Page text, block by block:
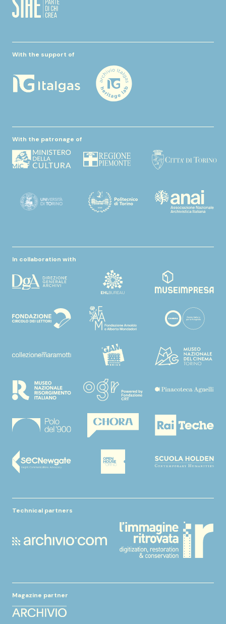
With the support of
With the patronage of
In collaboration with
Technical partners
Magazine partner